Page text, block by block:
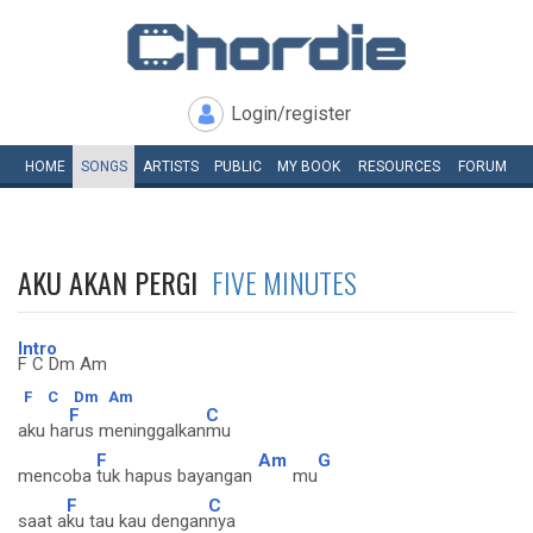
Login/register
HOME SONGS ARTISTS PUBLIC MY BOOK RESOURCES FORUM
AKU AKAN PERGI FIVE MINUTES
Intro
F C Dm Am
F C Dm Am
aku ha
F
rus meninggalkan
C
mu
mencoba
F
tuk hapus bayangan
Am
mu
G
saat a
F
ku tau kau dengan
C
nya